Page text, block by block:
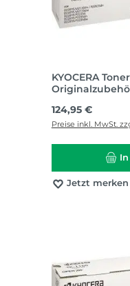
KYOCERA
Regulärer Preis:
124,95 €
Preise inkl. MwSt.
Jetzt merken